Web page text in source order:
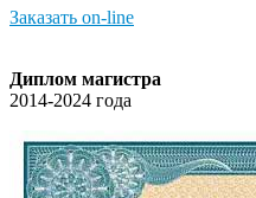
Заказать on-line
Диплом магистра
2014-2024 года